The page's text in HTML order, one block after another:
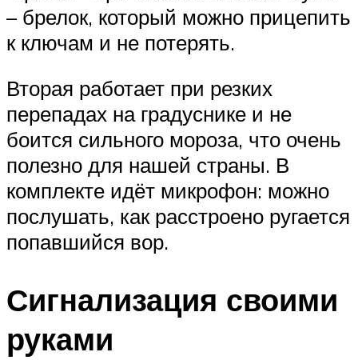
– брелок, который можно прицепить
к ключам и не потерять.
Вторая работает при резких
перепадах на градуснике и не
боится сильного мороза, что очень
полезно для нашей страны. В
комплекте идёт микрофон: можно
послушать, как расстроено ругается
попавшийся вор.
Сигнализация своими
руками